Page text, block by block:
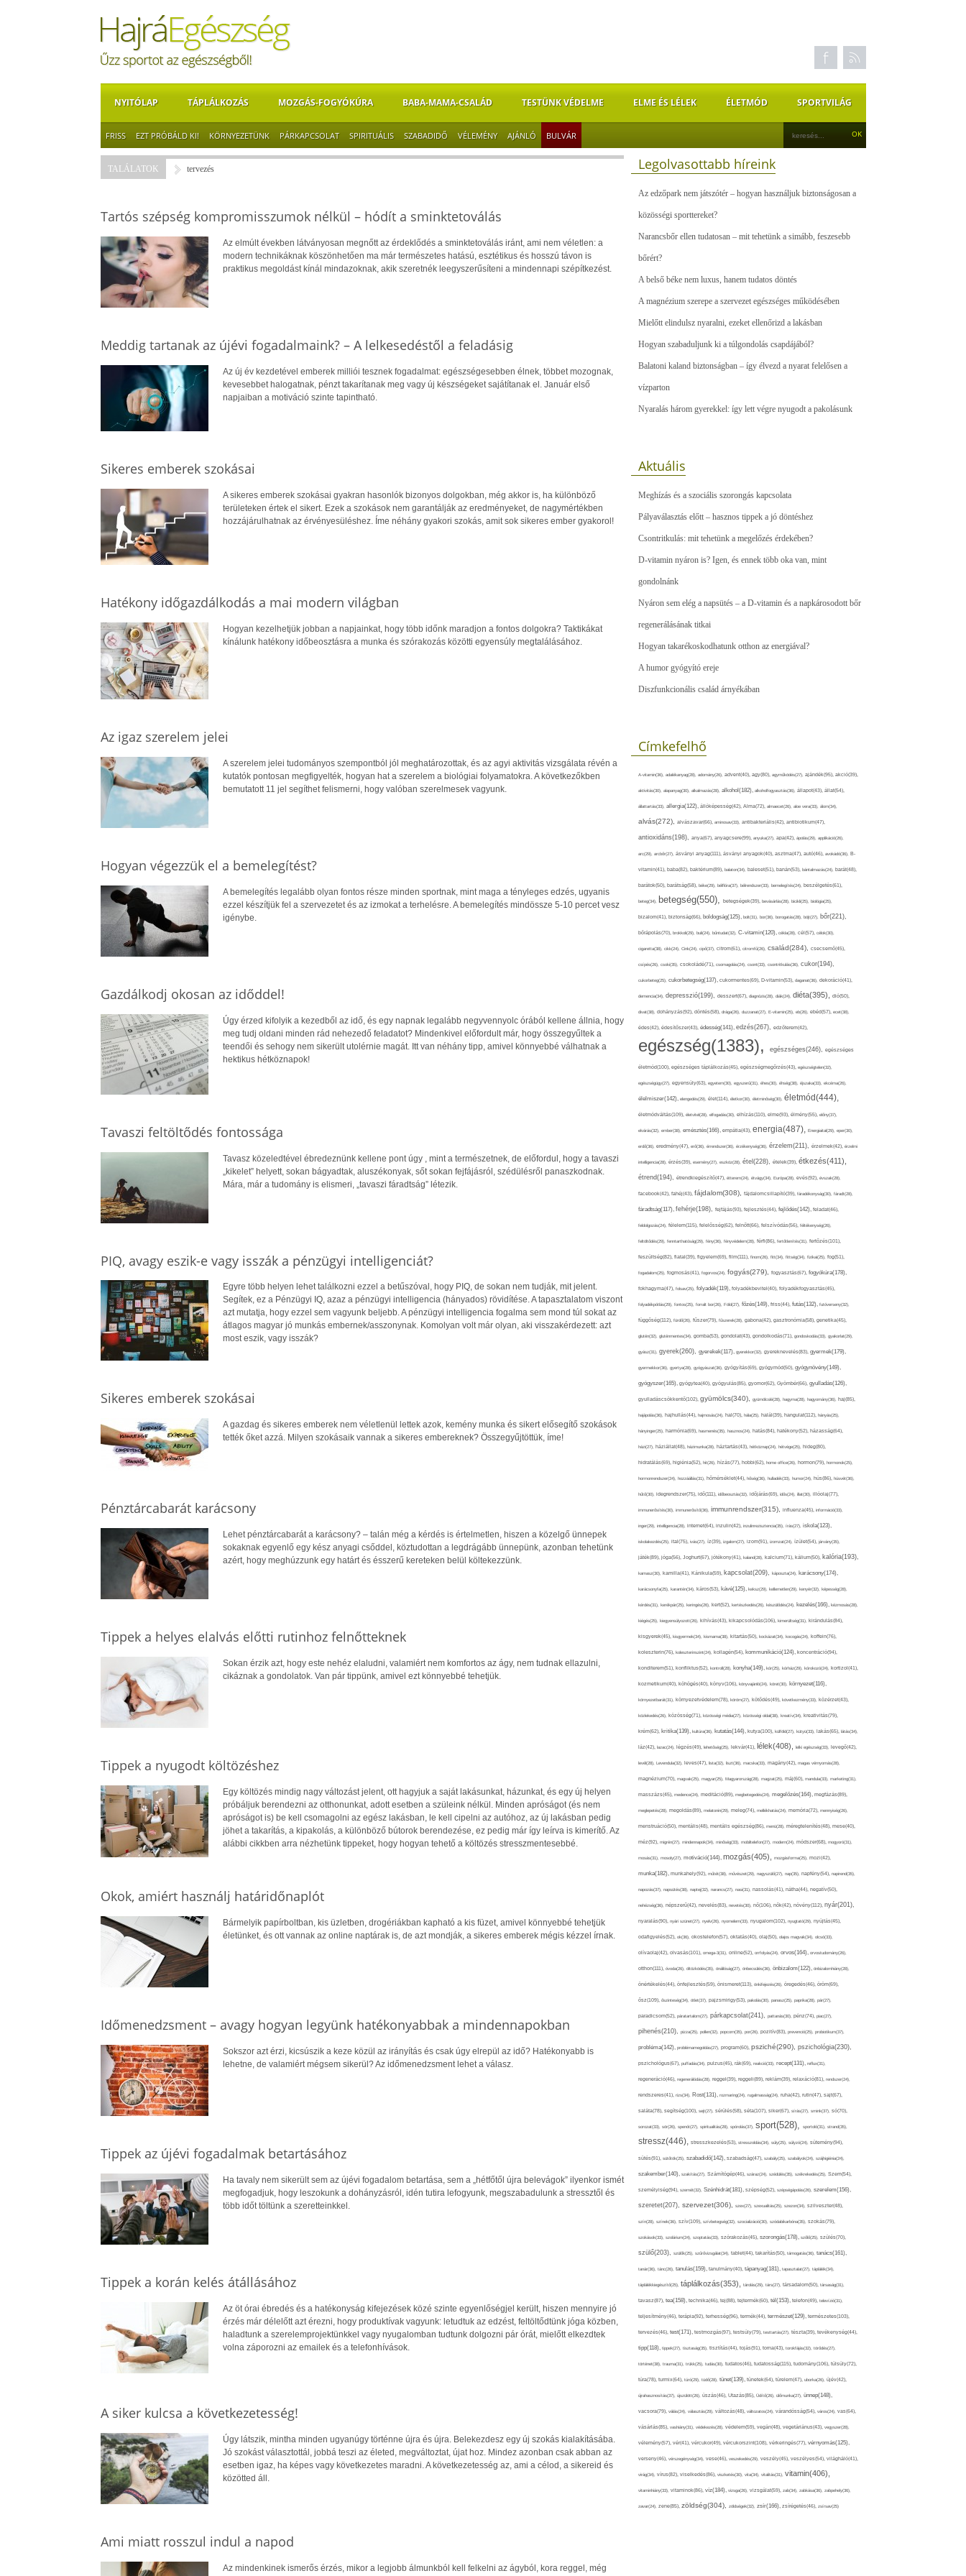
NYITÓLAP TÁPLÁLKOZÁS MOZGÁS-FOGYÓKÚRA BABA-MAMA-CSALÁD TESTÜNK VÉDELME ELME ÉS LÉLEK ÉLETMÓD SPORTVILÁG
FRISS EZT PRÓBÁLD KI! KÖRNYEZETÜNK PÁRKAPCSOLAT SPIRITUÁLIS SZABADIDŐ VÉLEMÉNY AJÁNLÓ BULVÁR
TALÁLATOK tervezés
Tartós szépség kompromisszumok nélkül – hódít a sminktetoválás
Az elmúlt években látványosan megnőtt az érdeklődés a sminktetoválás iránt, ami nem véletlen: a
modern technikáknak köszönhetően ma már természetes hatású, esztétikus és hosszú távon is
praktikus megoldást kínál mindazoknak, akik szeretnék leegyszerűsíteni a mindennapi szépítkezést.
Meddig tartanak az újévi fogadalmaink? – A lelkesedéstől a feladásig
Az új év kezdetével emberek milliói tesznek fogadalmat: egészségesebben élnek, többet mozognak,
kevesebbet halogatnak, pénzt takarítanak meg vagy új készségeket sajátítanak el. Január első
napjaiban a motiváció szinte tapintható.
Sikeres emberek szokásai
A sikeres emberek szokásai gyakran hasonlók bizonyos dolgokban, még akkor is, ha különböző
területeken értek el sikert. Ezek a szokások nem garantálják az eredményeket, de nagymértékben
hozzájárulhatnak az érvényesüléshez. Íme néhány gyakori szokás, amit sok sikeres ember gyakorol!
Hatékony időgazdálkodás a mai modern világban
Hogyan kezelhetjük jobban a napjainkat, hogy több időnk maradjon a fontos dolgokra? Taktikákat
kínálunk hatékony időbeosztásra a munka és szórakozás közötti egyensúly megtalálásához.
Az igaz szerelem jelei
A szerelem jelei tudományos szempontból jól meghatározottak, és az agyi aktivitás vizsgálata révén a
kutatók pontosan megfigyelték, hogyan hat a szerelem a biológiai folyamatokra. A következőkben
bemutatott 11 jel segíthet felismerni, hogy valóban szerelmesek vagyunk.
Hogyan végezzük el a bemelegítést?
A bemelegítés legalább olyan fontos része minden sportnak, mint maga a tényleges edzés, ugyanis
ezzel készítjük fel a szervezetet és az izmokat a terhelésre. A bemelegítés mindössze 5-10 percet vesz
igénybe.
Gazdálkodj okosan az időddel!
Úgy érzed kifolyik a kezedből az idő, és egy napnak legalább negyvennyolc órából kellene állnia, hogy
meg tudj oldani minden rád nehezedő feladatot? Mindenkivel előfordult már, hogy összegyűltek a
teendői és sehogy nem sikerült utolérnie magát. Itt van néhány tipp, amivel könnyebbé válhatnak a
hektikus hétköznapok!
Tavaszi feltöltődés fontossága
Tavasz közeledtével ébredeznünk kellene pont úgy , mint a természetnek, de előfordul, hogy a tavaszi
„kikelet” helyett, sokan bágyadtak, aluszékonyak, sőt sokan fejfájásról, szédülésről panaszkodnak.
Mára, már a tudomány is elismeri, „tavaszi fáradtság” létezik.
PIQ, avagy eszik-e vagy isszák a pénzügyi intelligenciát?
Egyre több helyen lehet találkozni ezzel a betűszóval, hogy PIQ, de sokan nem tudják, mit jelent.
Segítek, ez a Pénzügyi IQ, azaz a pénzügyi intelligencia (hányados) rövidítése. A tapasztalatom viszont
azt mutatja, hogy ezzel sem vagyunk beljebb. A pénzügyi intelligencia fogalma sem mond túl sokat az
átlagos magyar jó munkás embernek/asszonynak. Komolyan volt már olyan, aki visszakérdezett: azt
most eszik, vagy isszák?
Sikeres emberek szokásai
A gazdag és sikeres emberek nem véletlenül lettek azok, kemény munka és sikert elősegítő szokások
tették őket azzá. Milyen szokásaik vannak a sikeres embereknek? Összegyűjtöttük, íme!
Pénztárcabarát karácsony
Lehet pénztárcabarát a karácsony? – talán még a kérdés is értelmetlen, hiszen a közelgő ünnepek
sokaknak egyenlő egy kész anyagi csőddel, köztudottan a legdrágább ünnepünk, azonban tehetünk
azért, hogy meghúzzunk egy határt és ésszerű kereteken belül költekezzünk.
Tippek a helyes elalvás előtti rutinhoz felnőtteknek
Sokan érzik azt, hogy este nehéz elaludni, valamiért nem komfortos az ágy, nem tudnak ellazulni,
cikáznak a gondolatok. Van pár tippünk, amivel ezt könnyebbé tehetjük.
Tippek a nyugodt költözéshez
Egy költözés mindig nagy változást jelent, ott hagyjuk a saját lakásunkat, házunkat, és egy új helyen
próbáljuk berendezni az otthonunkat, adott esetben a szüleink nélkül. Minden apróságot (és nem
apróságot is) be kell csomagolni az egész lakásban, le kell cipelni az autóhoz, az új lakásban pedig
jöhet a takarítás, a kipakolás, a különböző bútorok berendezése, ez pedig már így leírva is kimerítő. Az
alábbi cikkben arra nézhetünk tippeket, hogy hogyan tehető a költözés stresszmentesebbé.
Okok, amiért használj határidőnaplót
Bármelyik papírboltban, kis üzletben, drogériákban kapható a kis füzet, amivel könnyebbé tehetjük
életünket, és ott vannak az online naptárak is, de azt mondják, a sikeres emberek mégis kézzel írnak.
Időmenedzsment – avagy hogyan legyünk hatékonyabbak a mindennapokban
Sokszor azt érzi, kicsúszik a keze közül az irányítás és csak úgy elrepül az idő? Hatékonyabb is
lehetne, de valamiért mégsem sikerül? Az időmenedzsment lehet a válasz.
Tippek az újévi fogadalmak betartásához
Ha tavaly nem sikerült sem az újévi fogadalom betartása, sem a „hétfőtől újra belevágok” ilyenkor ismét
megfogadjuk, hogy leszokunk a dohányzásról, idén tutira lefogyunk, megszabadulunk a stressztől és
több időt töltünk a szeretteinkkel.
Tippek a korán kelés átállásához
Az öt órai ébredés és a hatékonyság kifejezések közé szinte egyenlőségjel került, hiszen mennyire jó
érzés már délelőtt azt érezni, hogy produktívak vagyunk: letudtuk az edzést, feltöltődtünk jóga közben,
haladtunk a szerelemprojektünkkel vagy nyugalomban tudtunk dolgozni pár órát, mielőtt elkezdtek
volna záporozni az emailek és a telefonhívások.
A siker kulcsa a következetesség!
Úgy látszik, mintha minden ugyanúgy történne újra és újra. Belekezdesz egy új szokás kialakításába.
Jó szokást választottál, jobbá teszi az életed, megváltoztat, újat hoz. Mindez azonban csak abban az
esetben igaz, ha képes vagy következetes maradni. A következetesség az, ami a célod, a sikereid és
közötted áll.
Ami miatt rosszul indul a napod
Az mindenkinek ismerős érzés, mikor a legjobb álmunkból kell felkelni az ágyból, kora reggel, még
Legolvasottabb híreink
Az edzőpark nem játszótér – hogyan használjuk biztonságosan a
közösségi sporttereket?
Narancsbőr ellen tudatosan – mit tehetünk a simább, feszesebb
bőrért?
A belső béke nem luxus, hanem tudatos döntés
A magnézium szerepe a szervezet egészséges működésében
Mielőtt elindulsz nyaralni, ezeket ellenőrizd a lakásban
Hogyan szabaduljunk ki a túlgondolás csapdájából?
Balatoni kaland biztonságban – így élvezd a nyarat felelősen a
vízparton
Nyaralás három gyerekkel: így lett végre nyugodt a pakolásunk
Aktuális
Meghízás és a szociális szorongás kapcsolata
Pályaválasztás előtt – hasznos tippek a jó döntéshez
Csontritkulás: mit tehetünk a megelőzés érdekében?
D-vitamin nyáron is? Igen, és ennek több oka van, mint
gondolnánk
Nyáron sem elég a napsütés – a D-vitamin és a napkárosodott bőr
regenerálásának titkai
Hogyan takarékoskodhatunk otthon az energiával?
A humor gyógyító ereje
Diszfunkcionális család árnyékában
Címkefelhő
A-vitamin(36), adalékanyag(28), adomány(26), advent(40), agy(80), agyműködés(27), ajándék(95), akció(39),
aktivitás(30), alapanyag(30), alkalmazás(28), alkohol(182), alkoholfogyasztás(36), állapot(43), állat(54),
állattartás(33), allergia(122), állóképesség(42), Alma(72), almaecet(26), aloe vera(33), álom(34),
alvás(272), alvászavar(66), aminosav(33), antibakteriális(42), antibiotikum(47),
antioxidáns(198), anya(67), anyagcsere(99), anyuka(27), apa(42), ápolás(29), applikáció(26),
arc(29), arcbőr(27), ásványi anyag(111), ásványi anyagok(40), asztma(47), autó(46), avokádó(36), B-
vitamin(41), baba(82), baktérium(89), balaton(34), baleset(51), banán(53), bántalmazás(24), barát(48),
barátok(50), barátság(58), béke(29), bélflóra(37), bélrendszer(33), bemelegítés(24), beszélgetés(61),
beteg(34), betegség(550), betegségek(39), bevásárlás(28), bicikli(25), biológia(25),
bizalom(41), biztonság(66), boldogság(125), bolt(31), bor(36), borogatás(28), böjt(27), bőr(221),
bőrápolás(70), brokkoli(29), buli(24), bűntudat(32), C-vitamin(120), cékla(28), cél(57), célok(30),
cigaretta(38), cikk(24), Cink(24), cipő(37), citrom(61), citromfű(26), család(284), csecsemő(45),
csípés(26), csoki(35), csokoládé(71), csomagolás(24), csont(33), csontritkulás(36), cukor(194),
cukorbeteg(25), cukorbetegség(137), cukormentes(69), D-vitamin(53), daganat(36), dekoráció(41),
demencia(34), depresszió(199), desszert(67), diagnózis(28), diák(24), diéta(395), dió(50),
divat(38), dohányzás(92), döntés(58), drága(26), duzzanat(27), E-vitamin(25), eb(26), ebéd(57), ecet(38),
édes(42), édesítőszer(43), édesség(141), edzés(267), edzőterem(42),
egészség(1383), egészséges(246), egészséges
életmód(100), egészséges táplálkozás(45), egészségmegőrzés(43), egészségtelen(32),
egészségügy(27), egyensúly(63), egyetem(30), egyszerű(31), éhes(30), éhség(38), éjszaka(33), ekcéma(26),
élelmiszer(142), elengedés(29), élet(114), életkor(30), életminőség(30), életmód(444),
életmódváltás(109), életvitel(28), elfogadás(30), elhízás(110), elme(93), élmény(55), előny(37),
elvárás(32), ember(38), emésztés(166), empátia(43), energia(487), Energiaital(29), eper(30),
erdő(36), eredmény(47), erő(36), érrendszer(36), érzékenység(36), érzelem(211), érzelmek(42), érzelmi
intelligencia(28), érzés(39), esemény(27), eszköz(28), étel(228), ételek(39), étkezés(411),
étrend(194), étrendkiegészítő(47), étterem(24), étvágy(34), Európa(28), evés(92), évszak(28),
facebook(42), fahéj(43), fájdalom(308), fájdalomcsillapító(39), fáradékonyság(30), fáradt(28),
fáradtság(117), fehérje(198), fejfájás(93), fejlesztés(44), fejlődés(142), feladat(46),
feldolgozás(24), félelem(115), felelősség(62), felnőtt(66), felszívódás(56), féltékenység(26),
feltöltődés(29), fenntarthatóság(29), fény(36), fényvédelem(28), férfi(86), fertőtlenítés(31), fertőzés(101),
feszültség(82), fiatal(39), figyelem(69), film(111), finom(26), fitt(34), fittség(34), fizikai(25), fog(51),
fogadalom(25), fogmosás(41), fogorvos(24), fogyás(279), fogyasztás(67), fogyókúra(178),
fokhagyma(47), folsav(25), folyadék(119), folyadékbevitel(40), folyadékfogyasztás(45),
folyadékpótlás(29), fontos(25), forralt bor(26), Föld(27), főzés(149), friss(44), futás(132), futóverseny(32),
függőség(112), fürdő(26), fűszer(79), fűszerek(28), gabona(42), gasztronómia(58), genetika(45),
glutén(32), gluténmentes(34), gomba(53), gondolat(43), gondolkodás(71), gondoskodás(33), gyakorlat(29),
gyász(31), gyerek(260), gyerekek(117), gyerekkor(32), gyereknevelés(83), gyermek(179),
gyermekkor(36), gyertya(28), gyógyászat(36), gyógyítás(69), gyógymód(50), gyógynövény(149),
gyógyszer(165), gyógytea(40), gyógyulás(85), gyomor(62), Gyömbér(66), gyulladás(126),
gyulladáscsökkentő(102), gyümölcs(340), gyümölcslé(28), hagyma(28), hagyomány(36), haj(85),
hajápolás(36), hajhullás(44), hajmosás(24), hal(70), hála(25), halál(39), hangulat(112), hányás(25),
hányinger(25), harmónia(69), hasmenés(35), hasznos(24), hatás(84), hatékony(52), házasság(64),
házi(27), háziállat(48), házimunka(28), háztartás(43), hétköznap(24), hétvége(25), hideg(80),
hidratálás(69), higiénia(52), hit(26), hízás(77), hobbi(62), home office(26), hormon(79), hormonok(25),
hormonrendszer(24), hozzáállás(31), hőmérséklet(44), hőség(36), hulladék(33), humor(24), hús(86), húsvét(36),
hűtő(30), idegrendszer(75), idő(111), időbeosztás(32), időjárás(69), idős(24), illat(30), illóolaj(77),
immunerősítés(30), immunerősítő(36), immunrendszer(315), influenza(45), információ(33),
inger(29), intelligencia(28), internet(64), inzulin(42), inzulinrezisztencia(35), írás(27), iskola(123),
iskolakezdés(25), ital(75), ivás(27), íz(39), izgalom(27), izom(91), izomzat(24), ízület(54), járvány(35),
játék(89), jóga(56), Joghurt(67), jótékony(41), kaland(28), kalcium(71), kálium(50), kalória(193),
kamasz(30), kamilla(41), Kánikula(59), kapcsolat(209), káposzta(24), karácsony(174),
karácsonyfa(25), karantén(34), káros(53), kávé(125), keksz(29), kellemetlen(29), kenyér(32), képesség(28),
kérdés(31), kerékpár(25), keringés(26), kert(52), kertészkedés(26), készülődés(24), kezelés(166), kézmosás(28),
kiégés(25), kiegyensúlyozott(26), kihívás(43), kikapcsolódás(106), kimerültség(31), kirándulás(84),
kisgyerek(45), kisgyermek(34), kismama(38), kitartás(50), kockázat(34), kocogás(24), koffein(76),
koleszterin(76), koleszterinszint(24), kollagén(54), kommunikáció(124), koncentráció(94),
konditerem(51), konfliktus(52), kontroll(28), konyha(149), kór(25), kórház(29), kórokozó(24), kortizol(41),
kozmetikum(40), köhögés(40), könyv(106), könyvajánló(24), köret(30), környezet(116),
környezetbarát(31), környezetvédelem(78), köröm(27), kötődés(49), következmény(33), közérzet(43),
közlekedés(26), közösség(71), közösségi média(27), közösségi oldal(38), kreatív(34), kreativitás(79),
krém(62), kritika(139), kultúra(36), kutatás(144), kutya(100), külföld(27), kütyü(33), lakás(65), látás(34),
láz(42), lazac(24), légzés(49), lehetőség(25), lekvár(41), lélek(408), lelki egészség(33), levegő(42),
levél(28), Levendula(32), leves(47), lista(32), liszt(36), macska(33), magány(42), magas vérnyomás(28),
magnézium(70), magvak(25), magyar(25), Magyarország(28), magzat(25), máj(60), mandula(33), marketing(31),
masszázs(45), medence(24), meditáció(89), megbetegedés(24), megelőzés(164), megfázás(89),
meglepetés(28), megoldás(89), melatonin(29), meleg(74), mellékhatás(24), memória(72), mennyiség(26),
menstruáció(50), mentális(48), mentális egészség(86), menü(28), méregtelenítés(48), mese(40),
méz(92), migrén(27), mindennapok(34), minőség(33), mobiltelefon(27), modern(24), módszer(68), mogyoró(31),
mosás(31), mosoly(27), motiváció(144), mozgás(405), mozgásforma(25), mozi(42),
munka(182), munkahely(92), műtét(38), művészet(29), nagyszülő(27), nap(35), napfény(54), napirend(35),
napozás(37), napsütés(38), naptej(32), narancs(27), nasi(31), nassolás(41), nátha(44), negatív(50),
nehézség(36), népszerű(42), nevelés(83), nevetés(30), nő(106), nők(42), növény(112), nyár(201),
nyaralás(90), nyári szünet(27), nyelv(26), nyomelem(33), nyugalom(102), nyugtató(29), nyújtás(45),
odafigyelés(52), ok(36), okostelefon(57), oktatás(40), olaj(50), olajos magvak(34), olcsó(33),
olívaolaj(42), olvasás(101), omega-3(31), online(52), orrfolyás(24), orvos(164), orvostudomány(26),
otthon(111), óvoda(26), öltözködés(35), önállóság(27), önbecsülés(36), önbizalom(122), önbizalomhiány(28),
önértékelés(44), önfejlesztés(59), önismeret(113), önkifejezés(26), öregedés(46), öröm(69),
ősz(109), őszinteség(34), ötlet(37), pajzsmirigy(53), pakolás(30), panasz(25), paprika(28), pár(27),
paradicsom(52), páratartalom(27), párkapcsolat(241), pattanás(30), pénz(74), piac(27),
pihenés(210), pizza(25), pollen(32), popcorn(35), por(26), pozitív(83), prevenció(25), probiotikum(37),
probléma(142), problémamegoldás(27), program(60), psziché(290), pszichológia(230),
pszichológus(67), puffadás(34), pulzus(45), rák(69), reakció(33), recept(131), reflux(31),
regeneráció(46), regenerálódás(28), reggel(39), reggeli(89), reklám(39), relaxáció(81), rendszer(24),
rendszeres(41), rizs(34), Rost(131), rozmaring(24), rugalmasság(24), ruha(42), rutin(47), sajt(67),
saláta(78), segítség(100), sejt(27), sérülés(58), séta(107), siker(67), sírás(27), smink(37), só(70),
sorozat(33), sör(26), spenót(27), spiritualitás(28), spórolás(37), sport(528), sportoló(31), strand(35),
stressz(446), stresszkezelés(53), stresszoldás(34), súly(25), súlyzó(24), sütemény(94),
sütés(91), sütőtök(25), szabadidő(142), szabadság(47), szabály(25), szabályok(24), szájhigiénia(24),
szakember(140), szakítás(27), Számítógép(46), száraz(24), szédülés(35), székrekedés(25), Szem(54),
személyiség(94), szemét(32), Szénhidrát(181), szépség(52), szépségápolás(26), szerelem(156),
szeretet(207), szervezet(306), szex(27), szexualitás(25), szezon(34), szilveszter(48),
szín(28), színek(36), szív(109), szívbetegség(32), szocializáció(30), szódabikarbóna(35), szokás(79),
szokások(33), szolárium(24), szoptatás(33), szórakozás(45), szorongás(178), szőlő(25), szülés(70),
szülő(203), szülők(25), szűrővizsgálat(34), tablet(44), takarítás(50), támogatás(36), tanács(161),
tanár(36), tánc(26), tanulás(159), tanulmány(40), tápanyag(181), tapasztalat(27), táplálék(34),
táplálékkiegészítő(25), táplálkozás(353), tárolás(29), társ(27), társadalom(50), társaság(31),
tavasz(87), tea(158), technika(46), tej(88), tejtermék(60), tél(153), telefon(49), televízió(31),
teljesítmény(46), terápia(92), terhesség(96), termék(44), természet(129), természetes(103),
tervezés(46), test(171), testmozgás(97), testsúly(79), testtartás(27), tészta(39), tevékenység(44),
tipp(118), tippek(27), tisztaság(35), tisztítás(44), tojás(91), torna(43), torokfájás(32), törődés(27),
történet(38), trauma(31), trükk(25), tudás(30), tudatos(46), tudatosság(115), tudomány(106), túlsúly(72),
túra(78), turmix(64), túró(29), tüdő(28), tünet(139), tünetek(64), türelem(47), uborka(26), újév(42),
újrahasznosítás(37), újszülött(26), úszás(46), Utazás(85), Üdítő(26), ülőmunka(27), ünnep(148),
vacsora(79), válás(24), választás(29), változás(48), változatos(24), várandósság(54), város(24), vas(64),
vásárlás(85), vashiány(31), védekezés(28), védelem(59), vegán(48), vegetáriánus(43), vegyszer(28),
vélemény(57), vér(41), vércukor(49), vércukorszint(108), vérkeringés(77), vérnyomás(125),
verseny(46), vérszegénység(34), vese(46), veszekedés(29), veszély(45), veszélyes(54), világháló(41),
virág(34), vírus(82), viselkedés(86), viszketés(30), vita(34), vitalitás(31), vitamin(406),
vitaminhiány(33), vitaminok(86), víz(184), vizsga(26), vizsgálat(59), zab(34), zabkása(36), zabpehely(36),
zavar(24), zene(85), zöldség(304), zöldségek(32), zsír(166), zsírégetés(46), zsírsav(25)